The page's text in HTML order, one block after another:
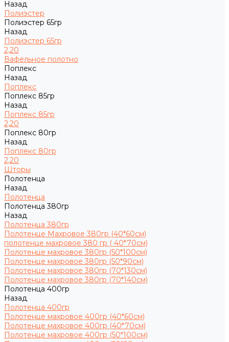
Назад
Полиэстер
Полиэстер 65гр
Назад
Полиэстер 65гр
2,20
Вафельное полотно
Поплекс
Назад
Поплекс
Поплекс 85гр
Назад
Поплекс 85гр
2,20
Поплекс 80гр
Назад
Поплекс 80гр
2,20
Шторы
Полотенца
Назад
Полотенца
Полотенца 380гр
Назад
Полотенца 380гр
Полотенце Махровое 380гр (40*60см)
полотенце махровое 380 гр ( 40*70см)
Полотенце махровое 380гр (50*100см)
Полотенце махровое 380гр (50*90см)
Полотенце махровое 380гр (70*130см)
Полотенце махровое 380гр (70*140см)
Полотенца 400гр
Назад
Полотенца 400гр
Полотенце махровое 400гр (40*60см)
Полотенце махровое 400гр (40*70см)
Полотенце махровое 400гр (50*100см)